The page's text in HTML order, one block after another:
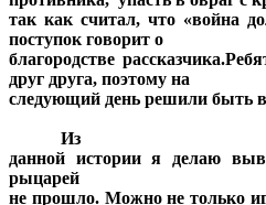
так как считал, что «война
поступок говорит о
благородстве
друг друга, поэтому на
следующий день решили быть
Из
данной истории я делаю
рыцарей
не прошло. Можно не только